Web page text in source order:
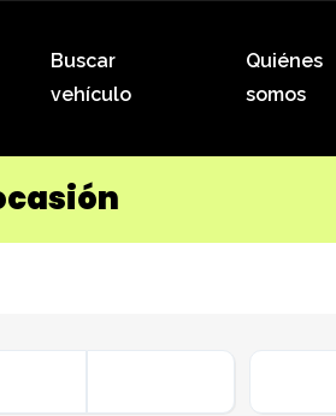
Buscar
vehículo
Quiénes
somos